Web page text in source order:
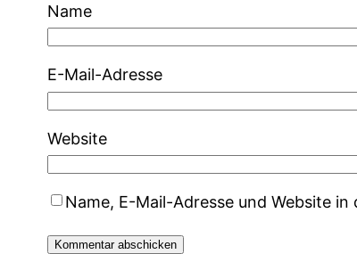
Name
E-Mail-Adresse
Website
Name, E-Mail-Adresse und Website